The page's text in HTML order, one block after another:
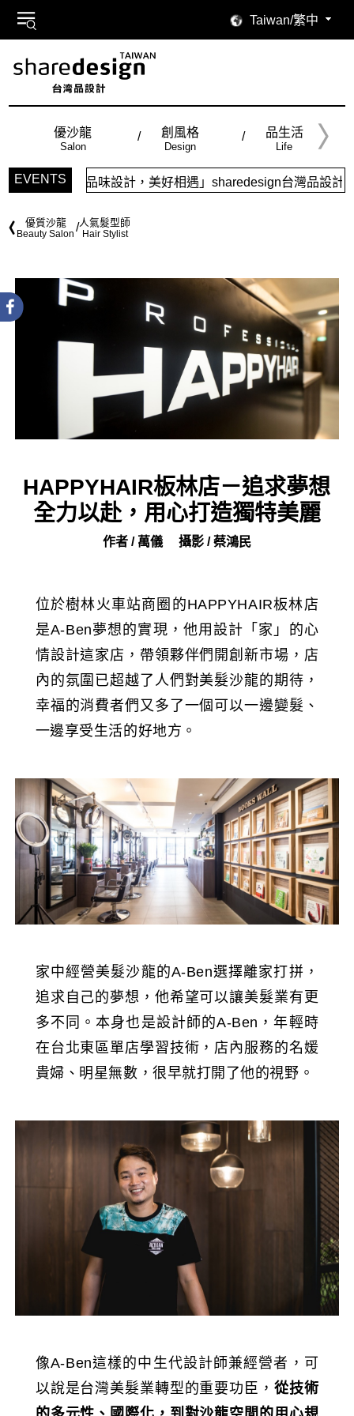
Taiwan/繁中
優沙龍
Salon
創風格
Design
品生活
Life
EVENTS
品味設計，美好相遇」sharedesign台灣品設計，五大特色主
優質沙龍
Beauty Salon
人氣髮型師
Hair Stylist
HAPPYHAIR板林店－追求夢想
全力以赴，用心打造獨特美麗
作者 / 萬儀 攝影 / 蔡鴻民
位於樹林火車站商圈的HAPPYHAIR板林店
是A-Ben夢想的實現，他用設計「家」的心
情設計這家店，帶領夥伴們開創新市場，店
內的氛圍已超越了人們對美髮沙龍的期待，
幸福的消費者們又多了一個可以一邊變髮、
一邊享受生活的好地方。
家中經營美髮沙龍的A-Ben選擇離家打拼，
追求自己的夢想，他希望可以讓美髮業有更
多不同。本身也是設計師的A-Ben，年輕時
在台北東區單店學習技術，店內服務的名媛
貴婦、明星無數，很早就打開了他的視野。
像A-Ben這樣的中生代設計師兼經營者，可
以說是台灣美髮業轉型的重要功臣， 從技術